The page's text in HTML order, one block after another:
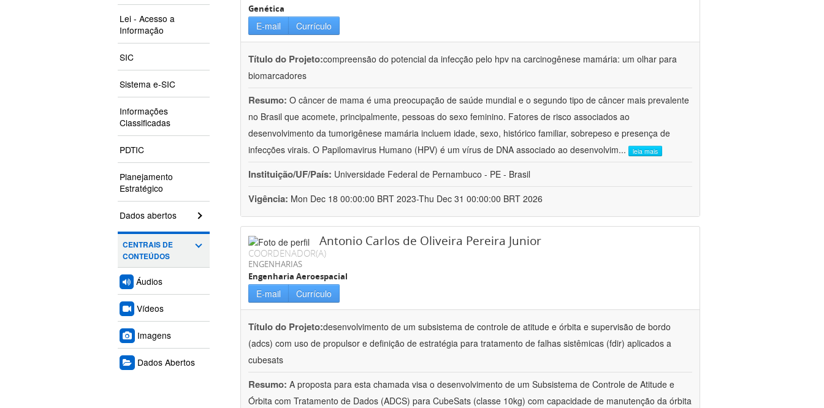
Lei - Acesso a
Informação
SIC
Sistema e-SIC
Informações
Classificadas
PDTIC
Planejamento
Estratégico
Dados abertos
CENTRAIS DE
CONTEÚDOS
Áudios
Vídeos
Imagens
Dados Abertos
Genética
E-mail Currículo
Título do Projeto:compreensão do potencial da infecção pelo hpv na carcinogênese mamária: um olhar para
biomarcadores
Resumo: O câncer de mama é uma preocupação de saúde mundial e o segundo tipo de câncer mais prevalente
no Brasil que acomete, principalmente, pessoas do sexo feminino. Fatores de risco associados ao
desenvolvimento da tumorigênese mamária incluem idade, sexo, histórico familiar, sobrepeso e presença de
infecções virais. O Papilomavirus Humano (HPV) é um vírus de DNA associado ao desenvolvim... leia mais
Instituição/UF/País: Universidade Federal de Pernambuco - PE - Brasil
Vigência: Mon Dec 18 00:00:00 BRT 2023-Thu Dec 31 00:00:00 BRT 2026
Antonio Carlos de Oliveira Pereira Junior
COORDENADOR(A)
ENGENHARIAS
Engenharia Aeroespacial
E-mail Currículo
Título do Projeto:desenvolvimento de um subsistema de controle de atitude e órbita e supervisão de bordo
(adcs) com uso de propulsor e definição de estratégia para tratamento de falhas sistêmicas (fdir) aplicados a
cubesats
Resumo: A proposta para esta chamada visa o desenvolvimento de um Subsistema de Controle de Atitude e
Órbita com Tratamento de Dados (ADCS) para CubeSats (classe 10kg) com capacidade de manutenção da órbita